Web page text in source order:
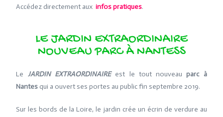
Accédez directement auxinfos pratiques.
LE JARDIN EXTRAORDINAIRE
NOUVEAU PARC À NANTESS
Le JARDIN EXTRAORDINAIRE est le tout nouveauparc à
Nantesqui a ouvert ses portes au public fin septembre 2019.
Sur les bords de la Loire, le jardin crée un écrin de verdure au